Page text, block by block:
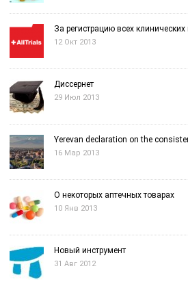
За регистрацию всех
12 Окт 2013
Диссернет
29 Июл 2013
Yerevan declaration on the
16 Мар 2013
О некоторых аптечных товарах
10 Янв 2013
Новый инструмент
31 Авг 2012